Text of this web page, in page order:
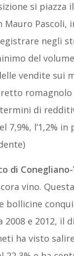
si piazza
Mauro Pascoli,
negli
del volume
vendite sui
di
7,9%, l’1,2%
di
vino.
bollicine
2008 e 2012, il
ha visto